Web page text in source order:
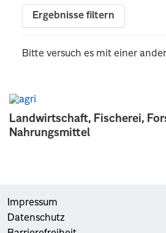
Landwirtschaft, Fischerei,
Nahrungsmittel
Ergebnisse filtern
Bitte versuch es mit einer
Impressum
Datenschutz